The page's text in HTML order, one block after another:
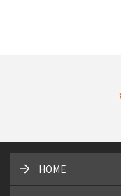
HOME